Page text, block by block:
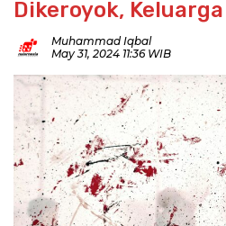
Dikeroyok,
Muhammad Iqbal
May 31, 2024 11:36 WIB